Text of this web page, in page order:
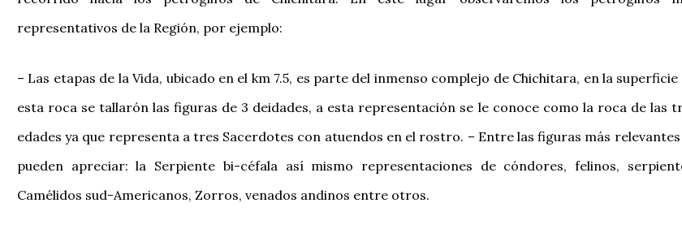
representativos de la Región, por ejemplo:
– Las etapas de la Vida, ubicado en el km 7.5, es parte del inmenso complejo de Chichitara, en la superficie
esta roca se tallarón las figuras de 3 deidades, a esta representación se le conoce como la roca de las
edades ya que representa a tres Sacerdotes con atuendos en el rostro. – Entre las figuras más relevantes
pueden apreciar: la Serpiente bi-céfala así mismo representaciones de cóndores, felinos,
Camélidos sud-Americanos, Zorros, venados andinos entre otros.